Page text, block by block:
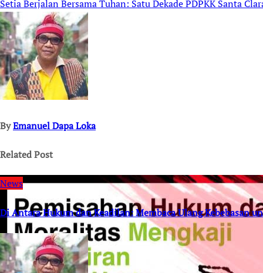
navigation
Setia Berjalan Bersama Tuhan: Satu Dekade PDPKK Santa
ByEmanuel Dapa Loka
Related Post
News
Di Antara Hukum dan Keadilan: Membaca Ulang Kebebasan